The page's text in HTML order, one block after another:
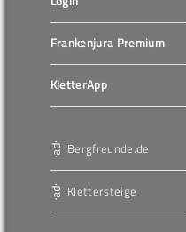
Frankenjura Premium
KletterApp
Bergfreunde.de
Klettersteige